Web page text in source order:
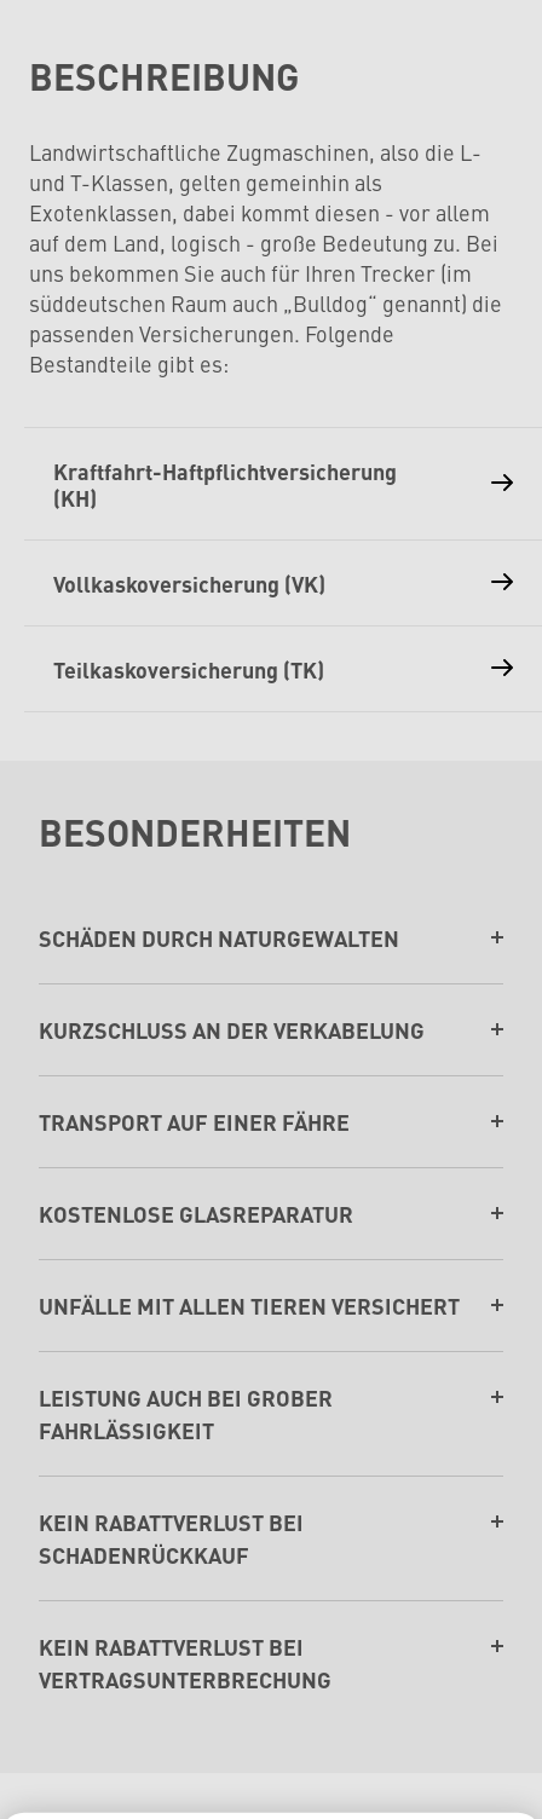
BESCHREIBUNG
Landwirtschaftliche Zugmaschinen, also die L-
und T-Klassen, gelten gemeinhin als
Exotenklassen, dabei kommt diesen - vor allem
auf dem Land, logisch - große Bedeutung zu. Bei
uns bekommen Sie auch für Ihren Trecker (im
süddeutschen Raum auch „Bulldog“ genannt) die
passenden Versicherungen. Folgende
Bestandteile gibt es:
Kraftfahrt-Haftpflichtversicherung
(KH)
Vollkaskoversicherung (VK)
Teilkaskoversicherung (TK)
BESONDERHEITEN
SCHÄDEN DURCH NATURGEWALTEN
KURZSCHLUSS AN DER VERKABELUNG
TRANSPORT AUF EINER FÄHRE
KOSTENLOSE GLASREPARATUR
UNFÄLLE MIT ALLEN TIEREN VERSICHERT
LEISTUNG AUCH BEI GROBER
FAHRLÄSSIGKEIT
KEIN RABATTVERLUST BEI
SCHADENRÜCKKAUF
KEIN RABATTVERLUST BEI
VERTRAGSUNTERBRECHUNG